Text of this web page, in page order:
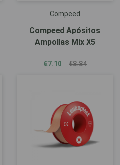
Compeed
Compeed Apósitos
Ampollas Mix X5
€7.10 €8.84